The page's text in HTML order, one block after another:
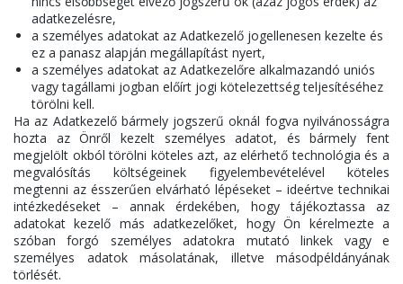
adatkezelésre,
a személyes adatokat az Adatkezelő jogellenesen kezelte és
ez a panasz alapján megállapítást nyert,
a személyes adatokat az Adatkezelőre alkalmazandó uniós
vagy tagállami jogban előírt jogi kötelezettség teljesítéséhez
törölni kell.
Ha az Adatkezelő bármely jogszerű oknál fogva nyilvánosságra
hozta az Önről kezelt személyes adatot, és bármely fent
megjelölt okból törölni köteles azt, az elérhető technológia és a
megvalósítás költségeinek figyelembevételével köteles
megtenni az ésszerűen elvárható lépéseket – ideértve technikai
intézkedéseket – annak érdekében, hogy tájékoztassa az
adatokat kezelő más adatkezelőket, hogy Ön kérelmezte a
szóban forgó személyes adatokra mutató linkek vagy e
személyes adatok másolatának, illetve másodpéldányának
törlését.